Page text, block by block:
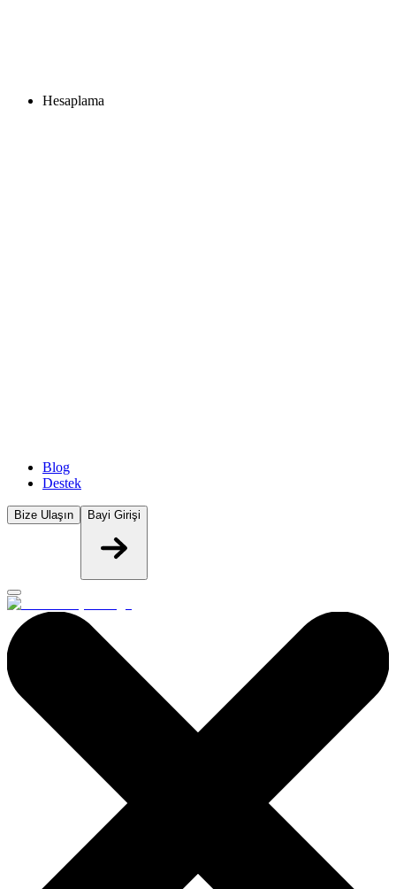
Hesaplama
Blog
Destek
Bize Ulaşın Bayi Girişi